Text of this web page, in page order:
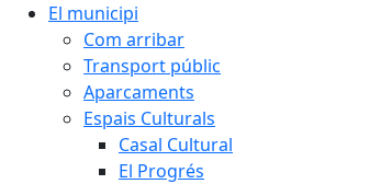
El municipi
Com arribar
Transport públic
Aparcaments
Espais Culturals
Casal Cultural
El Progrés